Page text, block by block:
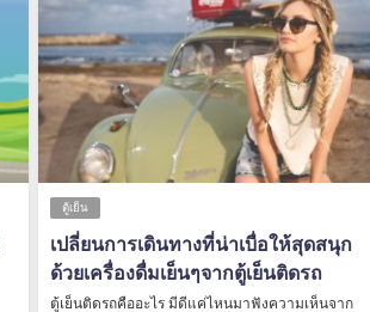
ตู้เย็น
เปลี่ยนการเดินทางที่น่าเบื่อให้สุดสนุก
ด้วยเครื่องดื่มเย็นๆจากตู้เย็นติดรถ
ตู้เย็นติดรถคืออะไร มีดีแค่ไหนมาฟังความเห็นจาก